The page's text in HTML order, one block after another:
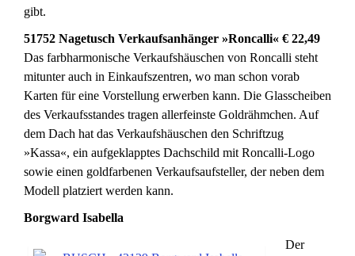
gibt.
51752 Nagetusch Verkaufsanhänger »Roncalli« € 22,49
Das farbharmonische Verkaufshäuschen von Roncalli steht
mitunter auch in Einkaufszentren, wo man schon vorab
Karten für eine Vorstellung erwerben kann. Die Glasscheiben
des Verkaufsstandes tragen allerfeinste Goldrähmchen. Auf
dem Dach hat das Verkaufshäuschen den Schriftzug
»Kassa«, ein aufgeklapptes Dachschild mit Roncalli-Logo
sowie einen goldfarbenen Verkaufsaufsteller, der neben dem
Modell platziert werden kann.
Borgward Isabella
Der